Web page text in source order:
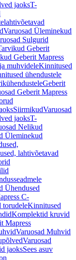
jaoksT-
Varuosad Üleminekud
Sulgurid
Geberit
Geberit Mapress
muhvideleKinnitused
ühendustele
Geberit
Geberit Mapress
SiirmikudVaruosad
jaoksT-
Nelikud
Üleminekud
lahtivõetavad
Ühendused
C-
torudeleKinnitused
Komplektid kruvid
Mapress
Varuosad Muhvid
Varuosad
jaoksSees asuv